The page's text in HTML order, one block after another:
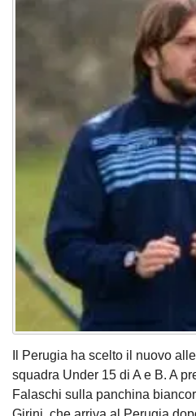
Il Perugia ha scelto il nuovo
squadra Under 15 di A e B. A
Falaschi sulla panchina